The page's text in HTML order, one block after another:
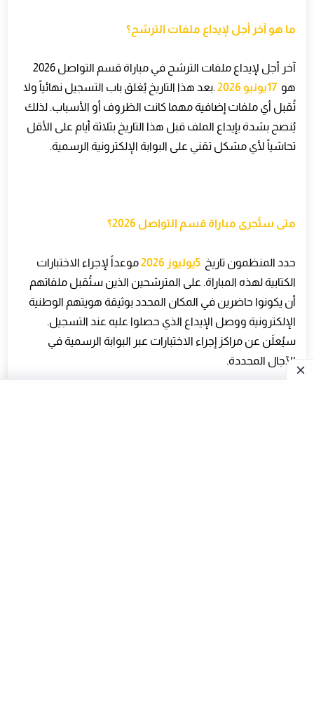
ما هو آخر أجل لإيداع ملفات الترشح؟
آخر أجل لإيداع ملفات الترشح في مباراة قسم التواصل 2026
هو 17يونيو 2026 .بعد هذا التاريخ يُغلق باب التسجيل نهائياً ولا
تُقبل أي ملفات إضافية مهما كانت الظروف أو الأسباب. لذلك
يُنصح بشدة بإيداع الملف قبل هذا التاريخ بثلاثة أيام على الأقل
تحاشياً لأي مشكل تقني على البوابة الإلكترونية الرسمية.
متى ستُجرى مباراة قسم التواصل 2026؟
حدد المنظمون تاريخ 5يوليوز 2026
موعداً لإجراء الاختبارات
الكتابية لهذه المباراة. على المترشحين الذين ستُقبل ملفاتهم
أن يكونوا حاضرين في المكان المحدد بوثيقة هويتهم الوطنية
الإلكترونية ووصل الإيداع الذي حصلوا عليه عند التسجيل.
سيُعلَن عن مراكز إجراء الاختبارات عبر البوابة الرسمية في
الآجال المحددة.